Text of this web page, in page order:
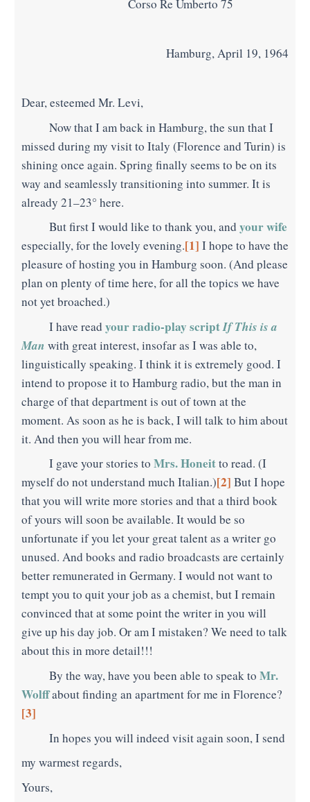
Corso Re Umberto 75
Hamburg, April 19, 1964
Dear, esteemed Mr. Levi,
Now that I am back in Hamburg, the sun that I
missed during my visit to Italy (Florence and Turin) is
shining once again. Spring finally seems to be on its
way and seamlessly transitioning into summer. It is
already 21–23° here.
But first I would like to thank you, and your wife
especially, for the lovely evening.[1] I hope to have the
pleasure of hosting you in Hamburg soon. (And please
plan on plenty of time here, for all the topics we have
not yet broached.)
I have read your radio-play scriptIf This is a
Man with great interest, insofar as I was able to,
linguistically speaking. I think it is extremely good. I
intend to propose it to Hamburg radio, but the man in
charge of that department is out of town at the
moment. As soon as he is back, I will talk to him about
it. And then you will hear from me.
I gave your stories to Mrs. Honeitto read. (I
myself do not understand much Italian.)[2] But I hope
that you will write more stories and that a third book
of yours will soon be available. It would be so
unfortunate if you let your great talent as a writer go
unused. And books and radio broadcasts are certainly
better remunerated in Germany. I would not want to
tempt you to quit your job as a chemist, but I remain
convinced that at some point the writer in you will
give up his day job. Or am I mistaken? We need to talk
about this in more detail!!!
By the way, have you been able to speak to Mr.
Wolffabout finding an apartment for me in Florence?
[3]
In hopes you will indeed visit again soon, I send
my warmest regards,
Yours,